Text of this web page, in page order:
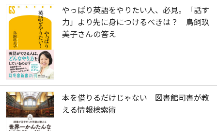
やっぱり英語をやりたい人、必見。「話す
力」より先に身につけるべきは？ 鳥飼玖
美子さんの答え
本を借りるだけじゃない 図書館司書が教
える情報検索術